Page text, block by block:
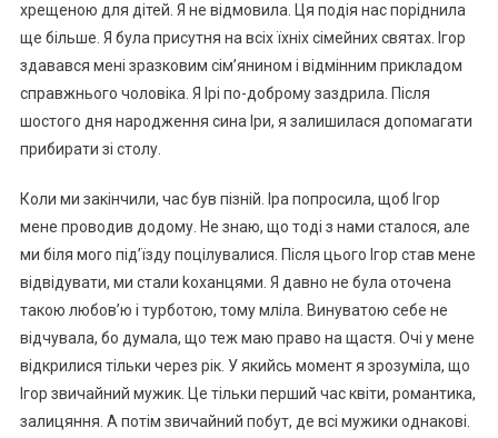
хрещеною для дітей. Я не відмовила. Ця подія нас поріднила
ще більше. Я була присутня на всіх їхніх сімейних святах. Ігор
здавався мені зразковим сім’янином і відмінним прикладом
справжнього чоловіка. Я Ірі по-доброму заздрила. Після
шостого дня народження сина Іри, я залишилася допомагати
прибирати зі столу.
Коли ми закінчили, час був пізній. Іра попросила, щоб Ігор
мене проводив додому. Не знаю, що тоді з нами сталося, але
ми біля мого під’їзду поцілувалися. Після цього Ігор став мене
відвідувати, ми стали kоханцями. Я давно не була оточена
такою любов’ю і турботою, тому мліла. Винуватою себе не
відчувала, бо думала, що теж маю право на щастя. Очі у мене
відкрилися тільки через рік. У якийсь момент я зрозуміла, що
Ігор звичайний мужик. Це тільки перший час квіти, романтика,
залицяння. А потім звичайний побут, де всі мужики однакові.